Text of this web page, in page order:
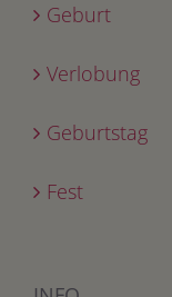
Geburt
Verlobung
Geburtstag
Fest